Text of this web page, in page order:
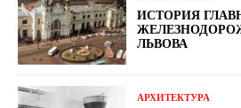
ИСТОРИЯ
ЛЬВОВА
АРХИТЕКТУРА